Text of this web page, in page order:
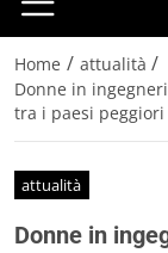
Home / attualità /
Donne in
tra i paesi peggiori
attualità
Donne in